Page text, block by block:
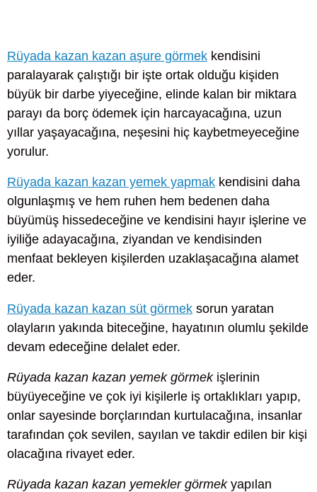
Rüyada kazan kazan aşure görmek kendisini
paralayarak çalıştığı bir işte ortak olduğu kişiden
büyük bir darbe yiyeceğine, elinde kalan bir miktara
parayı da borç ödemek için harcayacağına, uzun
yıllar yaşayacağına, neşesini hiç kaybetmeyeceğine
yorulur.
Rüyada kazan kazan yemek yapmak kendisini daha
olgunlaşmış ve hem ruhen hem bedenen daha
büyümüş hissedeceğine ve kendisini hayır işlerine ve
iyiliğe adayacağına, ziyandan ve kendisinden
menfaat bekleyen kişilerden uzaklaşacağına alamet
eder.
Rüyada kazan kazan süt görmek sorun yaratan
olayların yakında biteceğine, hayatının olumlu şekilde
devam edeceğine delalet eder.
Rüyada kazan kazan yemek görmekişlerinin
büyüyeceğine ve çok iyi kişilerle iş ortaklıkları yapıp,
onlar sayesinde borçlarından kurtulacağına, insanlar
tarafından çok sevilen, sayılan ve takdir edilen bir kişi
olacağına rivayet eder.
Rüyada kazan kazan yemekler görmekyapılan